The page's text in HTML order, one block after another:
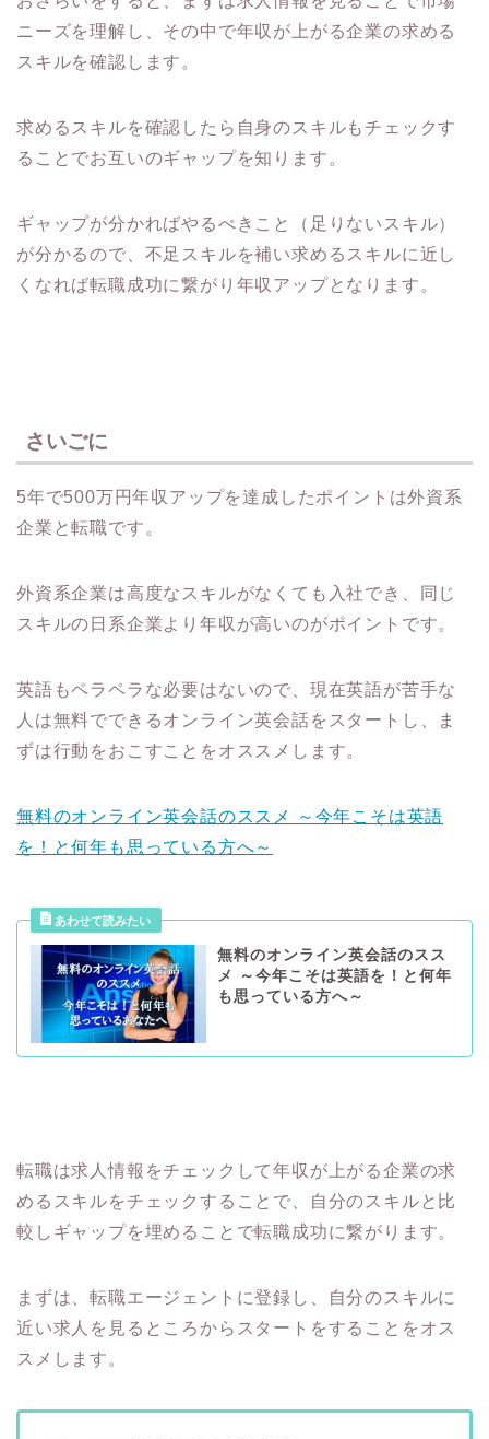
ニーズを理解し、その中で年収が上がる企業の求める
スキルを確認します。
求めるスキルを確認したら自身のスキルもチェックす
ることでお互いのギャップを知ります。
ギャップが分かればやるべきこと（足りないスキル）
が分かるので、不足スキルを補い求めるスキルに近し
くなれば転職成功に繋がり年収アップとなります。
さいごに
5年で500万円年収アップを達成したポイントは外資系
企業と転職です。
外資系企業は高度なスキルがなくても入社でき、同じ
スキルの日系企業より年収が高いのがポイントです。
英語もペラペラな必要はないので、現在英語が苦手な
人は無料でできるオンライン英会話をスタートし、ま
ずは行動をおこすことをオススメします。
無料のオンライン英会話のススメ ～今年こそは英語
を！と何年も思っている方へ～
無料のオンライン英会話のスス
メ ～今年こそは英語を！と何年
も思っている方へ～
転職は求人情報をチェックして年収が上がる企業の求
めるスキルをチェックすることで、自分のスキルと比
較しギャップを埋めることで転職成功に繋がります。
まずは、転職エージェントに登録し、自分のスキルに
近い求人を見るところからスタートをすることをオス
スメします。